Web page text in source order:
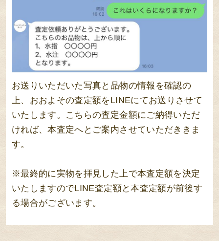
お送りいただいた写真と品物の情報を確認の
上、おおよその査定額をLINEにてお送りさせて
いたします。こちらの査定金額にご納得いただ
ければ、本査定へとご案内させていただききま
す。
※最終的に実物を拝見した上で本査定額を決定
いたしますのでLINE査定額と本査定額が前後す
る場合がございます。